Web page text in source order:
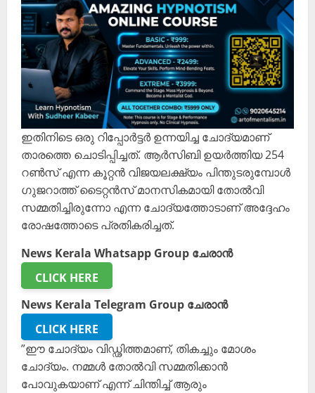
ഇതിനിടെ ഒരു റിപ്പോര്‍ട്ടര്‍ ഉന്നയിച്ച ചോദ്യമാണ്
താരത്തെ ചൊടിപ്പിച്ചത്. ആര്‍സിബി ഉയര്‍ത്തിയ 254
റണ്‍സ് എന്ന കൂറ്റന്‍ വിജയലക്ഷ്യം പിന്തുടരുമ്പോള്‍
ഗുജറാത്ത് ടൈറ്റന്‍സ് മാനസികമായി തോല്‍വി
സമ്മതിച്ചിരുന്നോ എന്ന ചോദ്യത്തോടാണ് അദ്ദേഹം
രോഷത്തോടെ പ്രതികരിച്ചത്.
News Kerala Whatsapp Group ചേരാൻ
CLICK HERE
News Kerala Telegram Group ചേരാൻ
CLICK HERE
”ഈ ചോദ്യം വിഡ്ഢിത്തമാണ്, തികച്ചും മോശം
ചോദ്യം. നമ്മള്‍ തോല്‍വി സമ്മതിക്കാന്‍
പോവുകയാണ് എന്ന് ചിന്തിച്ച് ആരും